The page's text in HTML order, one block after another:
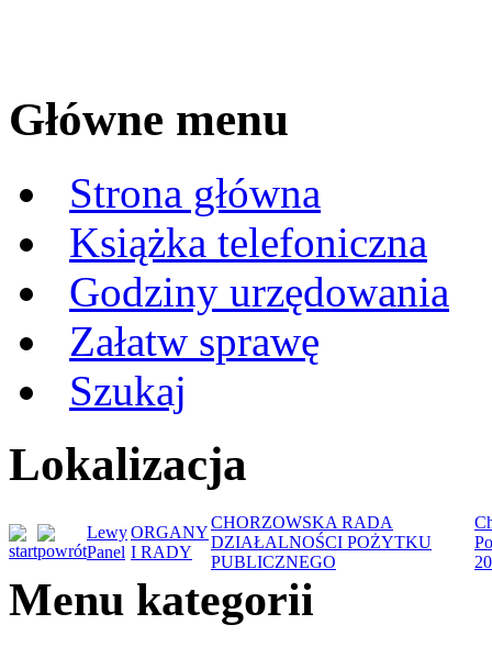
Główne menu
Strona główna
Książka telefoniczna
Godziny urzędowania
Załatw sprawę
Szukaj
Lokalizacja
Lewy
Panel
ORGANY
I RADY
CHORZOWSKA RADA
DZIAŁALNOŚCI POŻYTKU
PUBLICZNEGO
Menu kategorii